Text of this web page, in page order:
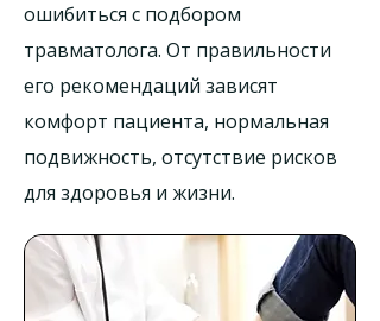
ошибиться с подбором
травматолога. От правильности
его рекомендаций зависят
комфорт пациента, нормальная
подвижность, отсутствие рисков
для здоровья и жизни.